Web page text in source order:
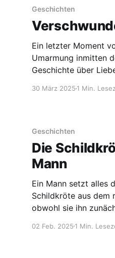
Geschichten
Ein letzter Moment
Umarmung inmitten
Geschichte über
30 März 20251 Min.
Geschichten
Die
Mann
Ein Mann setzt alles
Schildkröte aus dem
obwohl sie ihn
Vertrauen und
02 Feb. 20251 Min.